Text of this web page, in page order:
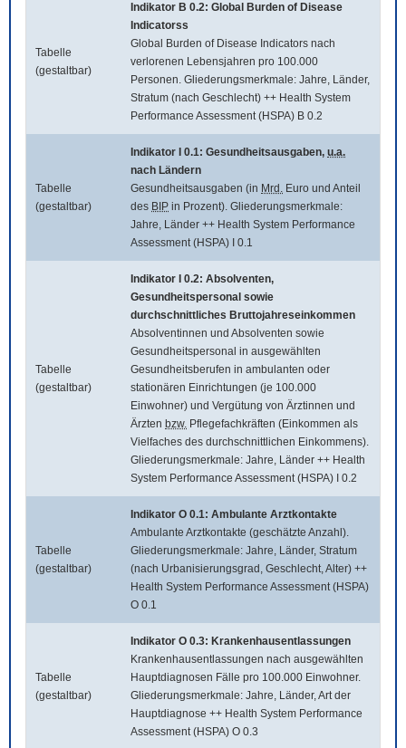
Tabelle
(gestaltbar)
Indikator B 0.2: Global Burden of Disease
Indicatorss
Global Burden of Disease Indicators nach
verlorenen Lebensjahren pro 100.000
Personen. Gliederungsmerkmale: Jahre, Länder,
Stratum (nach Geschlecht) ++ Health System
Performance Assessment (HSPA) B 0.2
Tabelle
(gestaltbar)
Indikator I 0.1: Gesundheitsausgaben, u.a.
nach Ländern
Gesundheitsausgaben (in Mrd. Euro und Anteil
des BIP in Prozent). Gliederungsmerkmale:
Jahre, Länder ++ Health System Performance
Assessment (HSPA) I 0.1
Tabelle
(gestaltbar)
Indikator I 0.2: Absolventen,
Gesundheitspersonal sowie
durchschnittliches Bruttojahreseinkommen
Absolventinnen und Absolventen sowie
Gesundheitspersonal in ausgewählten
Gesundheitsberufen in ambulanten oder
stationären Einrichtungen (je 100.000
Einwohner) und Vergütung von Ärztinnen und
Ärzten bzw. Pflegefachkräften (Einkommen als
Vielfaches des durchschnittlichen Einkommens).
Gliederungsmerkmale: Jahre, Länder ++ Health
System Performance Assessment (HSPA) I 0.2
Tabelle
(gestaltbar)
Indikator O 0.1: Ambulante Arztkontakte
Ambulante Arztkontakte (geschätzte Anzahl).
Gliederungsmerkmale: Jahre, Länder, Stratum
(nach Urbanisierungsgrad, Geschlecht, Alter) ++
Health System Performance Assessment (HSPA)
O 0.1
Tabelle
(gestaltbar)
Indikator O 0.3: Krankenhausentlassungen
Krankenhausentlassungen nach ausgewählten
Hauptdiagnosen Fälle pro 100.000 Einwohner.
Gliederungsmerkmale: Jahre, Länder, Art der
Hauptdiagnose ++ Health System Performance
Assessment (HSPA) O 0.3